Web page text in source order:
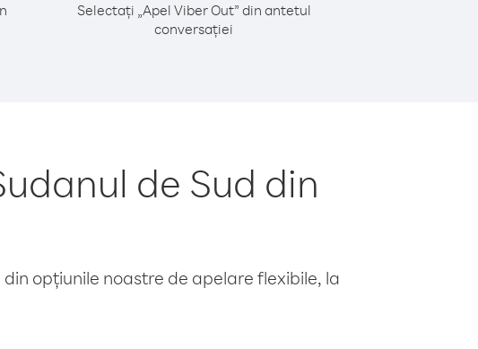
Selectați „Apel Viber Out” din antetul
conversației
de Sud din
opțiunile noastre de apelare flexibile, la